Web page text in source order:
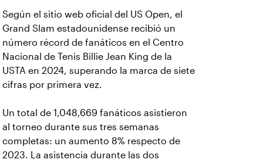
Según el sitio web oficial del US Open, el
Grand Slam estadounidense recibió un
número récord de fanáticos en el Centro
Nacional de Tenis Billie Jean King de la
USTA en 2024, superando la marca de siete
cifras por primera vez.
Un total de 1,048,669 fanáticos asistieron
al torneo durante sus tres semanas
completas: un aumento 8% respecto de
2023. La asistencia durante las dos